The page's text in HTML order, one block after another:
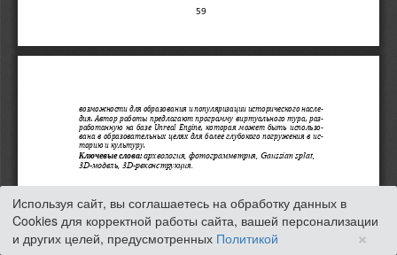
Используя сайт, вы соглашаетесь на обработку данных в
Cookies для корректной работы сайта, вашей персонализации
и других целей, предусмотренных Политикой ×